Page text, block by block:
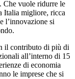
Che vuole ridurre le
Italia migliore, ricca
l’innovazione si
il contributo di più di
all’interno di 15
di economia
le imprese che si